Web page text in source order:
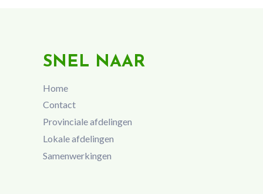
SNEL NAAR
Home
Contact
Provinciale afdelingen
Lokale afdelingen
Samenwerkingen